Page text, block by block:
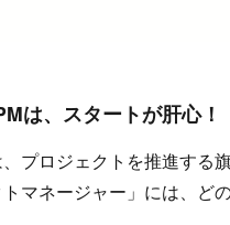
は、スタートが肝心！
プロジェクトを推進する
マネージャー」には、ど